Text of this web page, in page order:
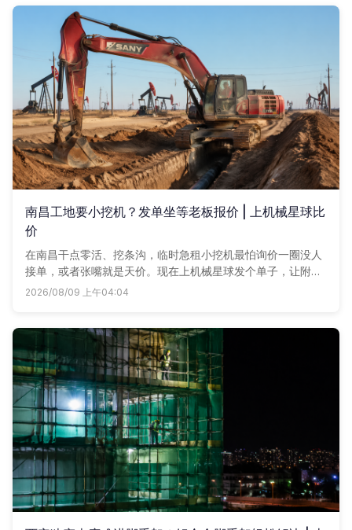
南昌工地要小挖机？发单坐等老板报价 | 上机械星球比
价
在南昌干点零活、挖条沟，临时急租小挖机最怕询价一圈没人
接单，或者张嘴就是天价。现在上机械星球发个单子，让附近
的车老板直接带着底价联系你，比三家再定，踏实。
2026/08/09 上午04:04